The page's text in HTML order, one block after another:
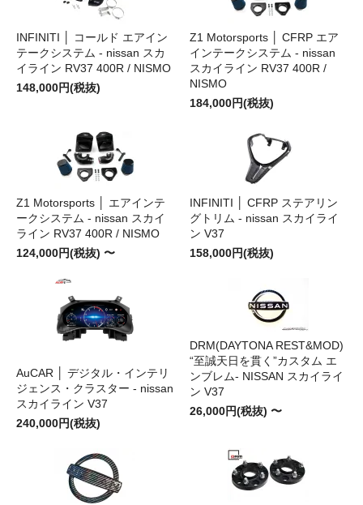
INFINITI │ コールド エアイン
テークシステム - nissan スカ
イライン RV37 400R / NISMO
148,000円(税抜)
Z1 Motorsports │ CFRP エア
インテークシステム - nissan
スカイライン RV37 400R /
NISMO
184,000円(税抜)
Z1 Motorsports │ エアインテ
ークシステム - nissan スカイ
ライン RV37 400R / NISMO
124,000円(税抜) 〜
INFINITI │ CFRP ステアリン
グトリム - nissan スカイライ
ン V37
158,000円(税抜)
AuCAR │ デジタル・インテリ
ジェンス・クラスター - nissan
スカイライン V37
240,000円(税抜)
DRM(DAYTONA REST&MOD)
“至誠天日を貫く”カスタム エ
ンブレム- NISSAN スカイライ
ン V37
26,000円(税抜) 〜